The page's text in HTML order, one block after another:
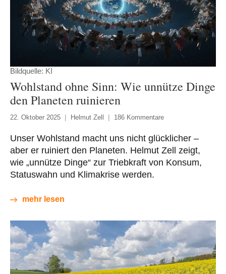
Bildquelle: KI
Wohlstand ohne Sinn: Wie unnütze Dinge
den Planeten ruinieren
22. Oktober 2025 Helmut Zell 186 Kommentare
Unser Wohlstand macht uns nicht glücklicher –
aber er ruiniert den Planeten. Helmut Zell zeigt,
wie „unnütze Dinge“ zur Triebkraft von Konsum,
Statuswahn und Klimakrise werden.
mehr lesen